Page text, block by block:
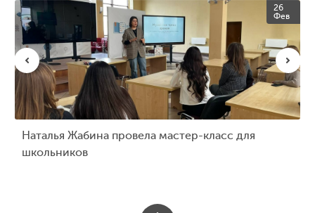
26
Фев
Наталья Жабина провела мастер-класс для
школьников